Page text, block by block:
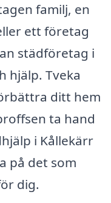
familj, en
ett företag
städföretag i
hjälp. Tveka
ditt hem
ta hand
i Kållekärr
på det som
dig.